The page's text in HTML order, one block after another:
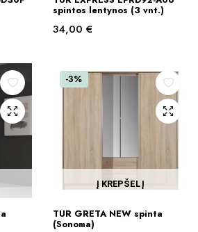
spintos lentynos (3 vnt.)
34,00 €
-3%
Į KREPŠELĮ
TUR GRETA NEW spinta
(Sonoma)